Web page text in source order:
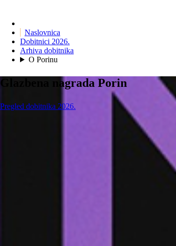
Naslovnica
Dobitnici 2026.
Arhiva dobitnika
O Porinu
Glazbena nagrada Porin
Pregled dobitnika 2026.